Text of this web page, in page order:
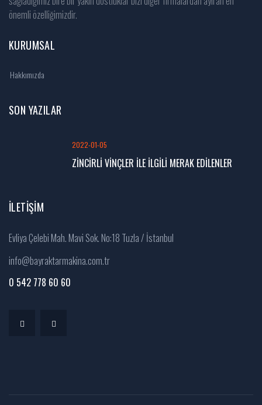
önemli özelliğimizdir.
KURUMSAL
Hakkımızda
SON YAZILAR
2022-01-05
ZİNCİRLİ VİNÇLER İLE İLGİLİ MERAK EDİLENLER
İLETIŞIM
Evliya Çelebi Mah. Mavi Sok. No:18 Tuzla / İstanbul
info@bayraktarmakina.com.tr
0 542 778 60 60